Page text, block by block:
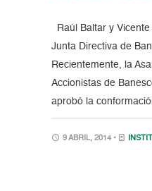
Raúl Baltar y
Junta Directiva de
Recientemente, la
Accionistas de
aprobó la
9 ABRIL, 2014 •